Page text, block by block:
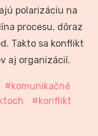
polarizáciu na
procesu, dôraz
Takto sa konflikt
aj organizácií.
komunikačné
konflikt